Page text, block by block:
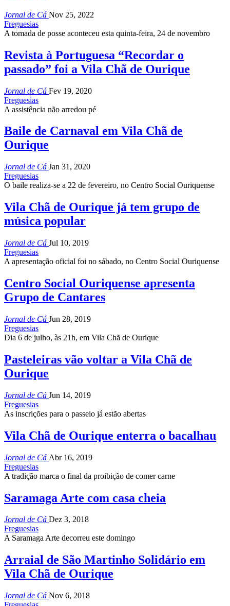
Jornal de Cá Nov 25, 2022
Freguesias
A tomada de posse aconteceu esta quinta-feira, 24 de novembro
Revista à Portuguesa “Recordar o
passado” foi a Vila Chã de Ourique
Jornal de Cá Fev 19, 2020
Freguesias
A assistência não arredou pé
Baile de Carnaval em Vila Chã de
Ourique
Jornal de Cá Jan 31, 2020
Freguesias
O baile realiza-se a 22 de fevereiro, no Centro Social Ouriquense
Vila Chã de Ourique já tem grupo de
música popular
Jornal de Cá Jul 10, 2019
Freguesias
A apresentação oficial foi no sábado, no Centro Social Ouriquense
Centro Social Ouriquense apresenta
Grupo de Cantares
Jornal de Cá Jun 28, 2019
Freguesias
Dia 6 de julho, às 21h, em Vila Chã de Ourique
Pasteleiras vão voltar a Vila Chã de
Ourique
Jornal de Cá Jun 14, 2019
Freguesias
As inscrições para o passeio já estão abertas
Vila Chã de Ourique enterra o bacalhau
Jornal de Cá Abr 16, 2019
Freguesias
A tradição marca o final da proibição de comer carne
Saramaga Arte com casa cheia
Jornal de Cá Dez 3, 2018
Freguesias
A Saramaga Arte decorreu este domingo
Arraial de São Martinho Solidário em
Vila Chã de Ourique
Jornal de Cá Nov 6, 2018